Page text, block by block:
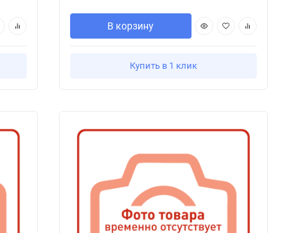
В корзину
Купить в 1 клик